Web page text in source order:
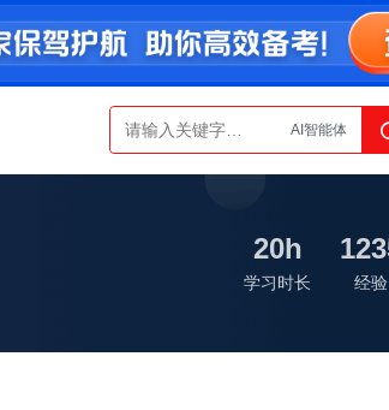
AI智能体
Python
20h
学习时长 经验